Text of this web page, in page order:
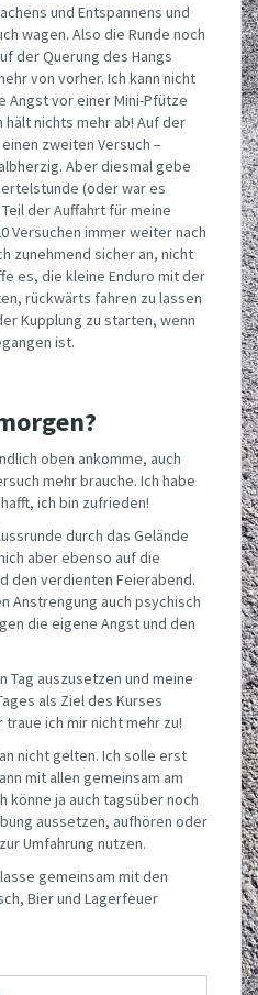
und Entspannens und
wagen. Also die Runde noch
der Querung des Hangs
von vorher. Ich kann nicht
Angst vor einer Mini-Pfütze
nichts mehr ab! Auf der
zweiten Versuch –
Aber diesmal gebe
(oder war es
der Auffahrt für meine
Versuchen immer weiter nach
zunehmend sicher an, nicht
es, die kleine Enduro mit der
rückwärts fahren zu lassen
Kupplung zu starten, wenn
ist.
oben ankomme, auch
mehr brauche. Ich habe
ich bin zufrieden!
durch das Gelände
aber ebenso auf die
den verdienten Feierabend.
Anstrengung auch psychisch
die eigene Angst und den
Tag auszusetzen und meine
als Ziel des Kurses
traue ich mir nicht mehr zu!
nicht gelten. Ich solle erst
mit allen gemeinsam am
könne ja auch tagsüber noch
aussetzen, aufhören oder
Umfahrung nutzen.
gemeinsam mit den
Bier und Lagerfeuer